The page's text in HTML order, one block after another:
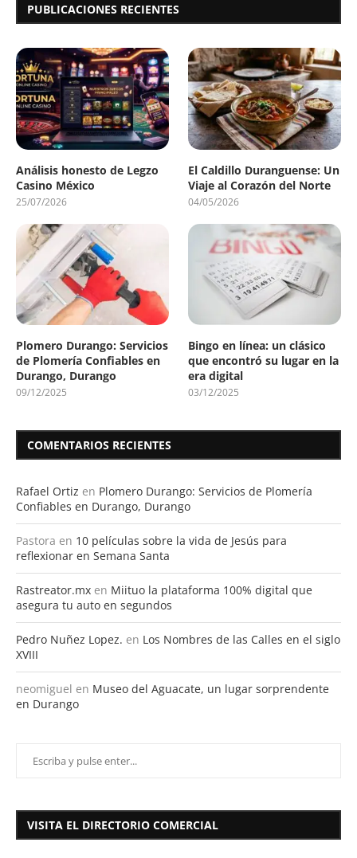
PUBLICACIONES RECIENTES
Análisis honesto de Legzo
Casino México
25/07/2026
El Caldillo Duranguense: Un
Viaje al Corazón del Norte
04/05/2026
Plomero Durango: Servicios
de Plomería Confiables en
Durango, Durango
09/12/2025
Bingo en línea: un clásico
que encontró su lugar en la
era digital
03/12/2025
COMENTARIOS RECIENTES
Rafael Ortiz en Plomero Durango: Servicios de Plomería
Confiables en Durango, Durango
Pastora en 10 películas sobre la vida de Jesús para
reflexionar en Semana Santa
Rastreator.mx en Miituo la plataforma 100% digital que
asegura tu auto en segundos
Pedro Nuñez Lopez. en Los Nombres de las Calles en el siglo
XVIII
neomiguel en Museo del Aguacate, un lugar sorprendente
en Durango
VISITA EL DIRECTORIO COMERCIAL